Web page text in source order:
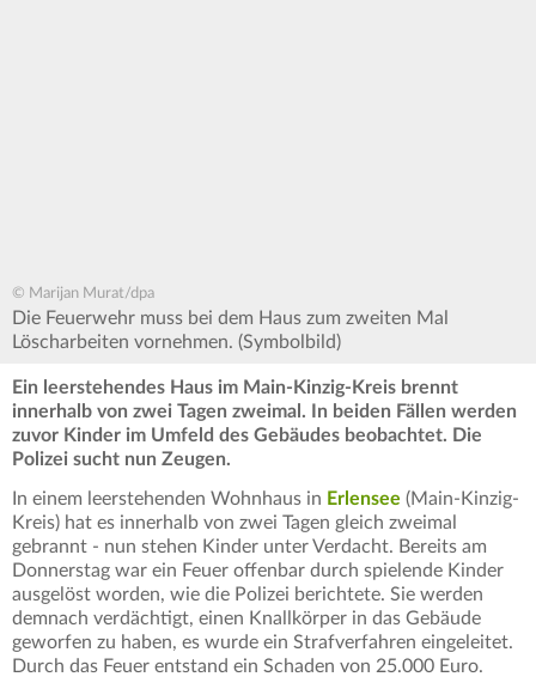
© Marijan Murat/dpa
Die Feuerwehr muss bei dem Haus zum zweiten Mal
Löscharbeiten vornehmen. (Symbolbild)
Ein leerstehendes Haus im Main-Kinzig-Kreis brennt
innerhalb von zwei Tagen zweimal. In beiden Fällen werden
zuvor Kinder im Umfeld des Gebäudes beobachtet. Die
Polizei sucht nun Zeugen.
In einem leerstehenden Wohnhaus in Erlensee (Main-Kinzig-
Kreis) hat es innerhalb von zwei Tagen gleich zweimal
gebrannt - nun stehen Kinder unter Verdacht. Bereits am
Donnerstag war ein Feuer offenbar durch spielende Kinder
ausgelöst worden, wie die Polizei berichtete. Sie werden
demnach verdächtigt, einen Knallkörper in das Gebäude
geworfen zu haben, es wurde ein Strafverfahren eingeleitet.
Durch das Feuer entstand ein Schaden von 25.000 Euro.